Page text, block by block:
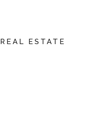
REAL ESTATE